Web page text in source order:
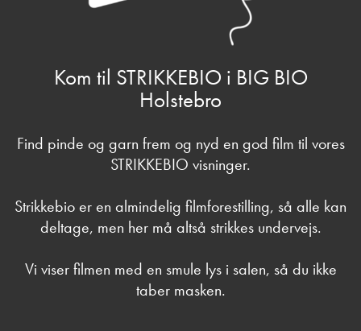
Kom til STRIKKEBIO i BIG BIO
Holstebro
Find pinde og garn frem og nyd en god film til vores
STRIKKEBIO visninger.
Strikkebio er en almindelig filmforestilling, så alle kan
deltage, men her må altså strikkes undervejs.
Vi viser filmen med en smule lys i salen, så du ikke
taber masken.